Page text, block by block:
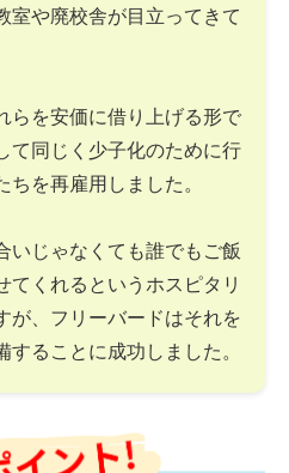
室や廃校舎が目立ってきて
らを安価に借り上げる形で
て同じく少子化のために行
ちを再雇用しました。
いじゃなくても誰でもご飯
てくれるというホスピタリ
が、フリーバードはそれを
ることに成功しました。